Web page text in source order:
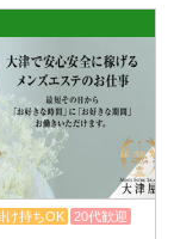
なく、高待遇や手
さい♪ 指名…
でなく、高待遇や手
さい♪ 指名…
け持ちOK
20代歓迎